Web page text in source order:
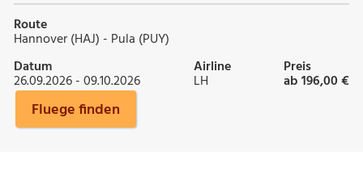
Route
Hannover (HAJ) - Pula (PUY)
Datum
26.09.2026 - 09.10.2026
Airline
LH
Preis
ab 196,00 €
Fluege finden